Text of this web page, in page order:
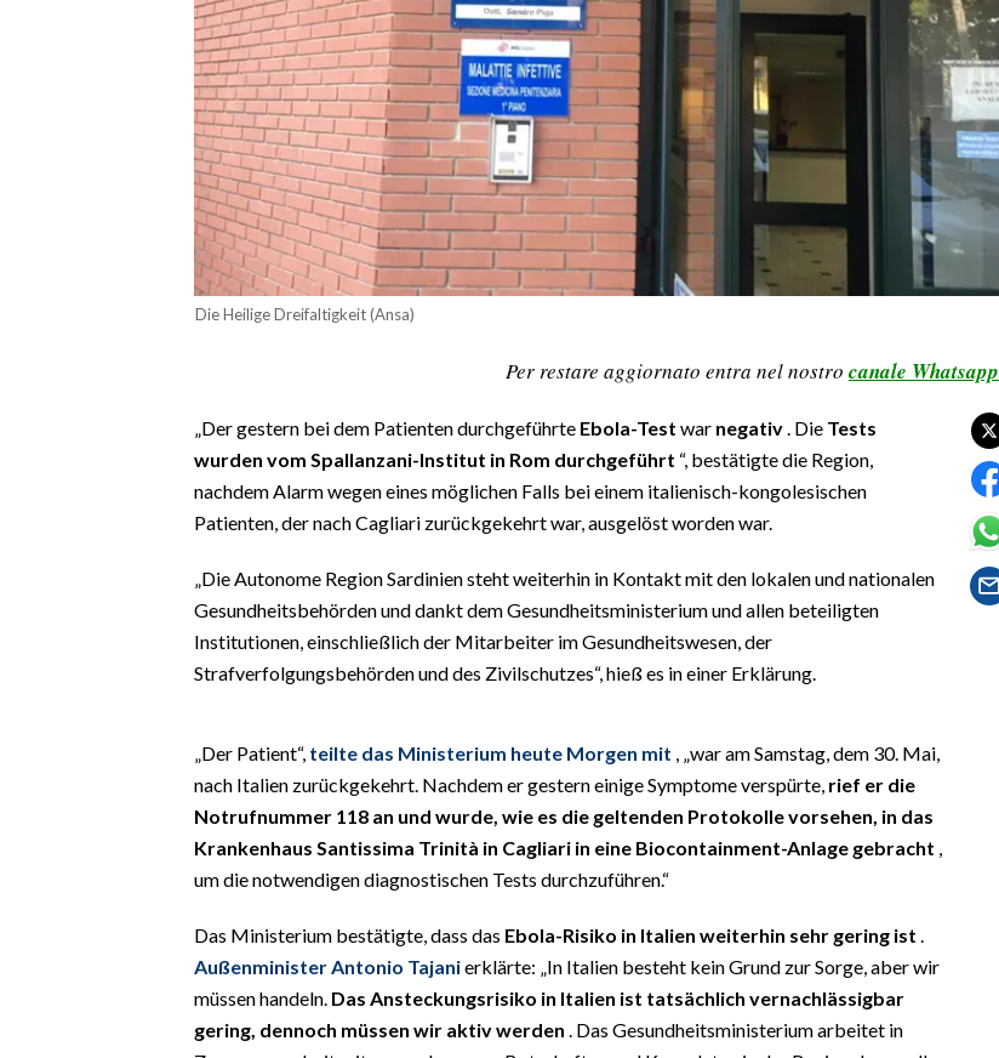
Die Heilige Dreifaltigkeit (Ansa)
Per restare aggiornato entra nel nostro canale Whatsapp
„Der gestern bei dem Patienten durchgeführte Ebola-Test war negativ. Die Tests
wurden vom Spallanzani-Institut in Rom durchgeführt “, bestätigte die Region,
nachdem Alarm wegen eines möglichen Falls bei einem italienisch-kongolesischen
Patienten, der nach Cagliari zurückgekehrt war, ausgelöst worden war.
„Die Autonome Region Sardinien steht weiterhin in Kontakt mit den lokalen und nationalen
Gesundheitsbehörden und dankt dem Gesundheitsministerium und allen beteiligten
Institutionen, einschließlich der Mitarbeiter im Gesundheitswesen, der
Strafverfolgungsbehörden und des Zivilschutzes“, hieß es in einer Erklärung.
„Der Patient“, teilte das Ministerium heute Morgen mit , „war am Samstag, dem 30. Mai,
nach Italien zurückgekehrt. Nachdem er gestern einige Symptome verspürte, rief er die
Notrufnummer 118 an und wurde, wie es die geltenden Protokolle vorsehen, in das
Krankenhaus Santissima Trinità in Cagliari in eine Biocontainment-Anlage gebracht ,
um die notwendigen diagnostischen Tests durchzuführen.“
Das Ministerium bestätigte, dass das Ebola-Risiko in Italien weiterhin sehr gering ist .
Außenminister Antonio Tajanierklärte: „In Italien besteht kein Grund zur Sorge, aber wir
müssen handeln. Das Ansteckungsrisiko in Italien ist tatsächlich vernachlässigbar
gering, dennoch müssen wir aktiv werden . Das Gesundheitsministerium arbeitet in